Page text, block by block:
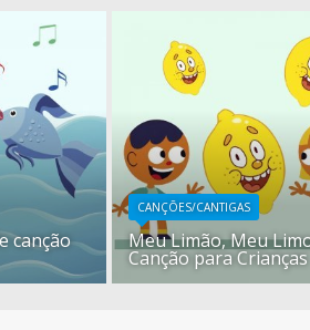
canção
CANÇÕES/CANTIGAS
Meu Limão, Meu
Canção para Crianças